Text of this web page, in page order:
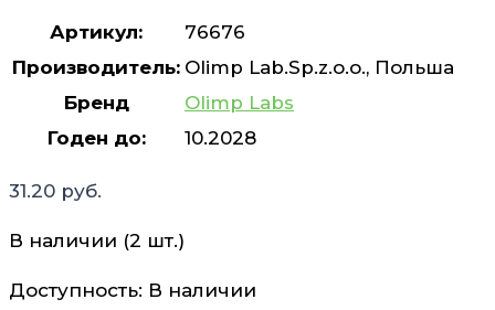
Артикул:
76676
Производитель: Olimp Lab.Sp.z.o.o., Польша
Бренд
Olimp Labs
Годен до:
10.2028
31.20 руб.
В наличии (2 шт.)
Доступность: В наличии